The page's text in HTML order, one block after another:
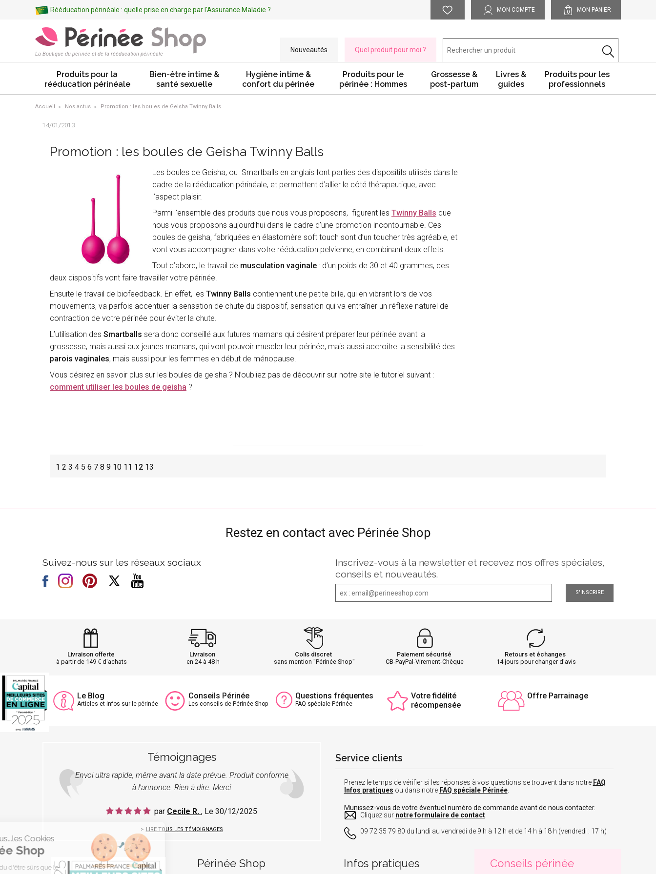
Rééducation périnéale : quelle prise en charge par l'Assurance Maladie ? MON COMPTE 0 MON PANIER
La Boutique du périnée et de la rééducation périnéale
Nouveautés Quel produit pour moi ?
Produits pour la
rééducation périnéale
Bien-être intime &
santé sexuelle
Hygiène intime &
confort du périnée
Produits pour le
périnée : Hommes
Grossesse &
post-partum
Livres &
guides
Produits pour les
professionnels
Accueil Nos actus Promotion : les boules de Geisha Twinny Balls
14/01/2013
Promotion : les boules de Geisha Twinny Balls
Les boules de Geisha, ou Smartballs en anglais font parties des dispositifs utilisés dans le
cadre de la rééducation périnéale, et permettent d’allier le côté thérapeutique, avec
l’aspect plaisir.
Parmi l’ensemble des produits que nous vous proposons, figurent les Twinny Balls que
nous vous proposons aujourd’hui dans le cadre d’une promotion incontournable. Ces
boules de geisha, fabriquées en élastomère soft touch sont d’un toucher très agréable, et
vont vous accompagner dans votre rééducation pelvienne, en combinant deux effets.
Tout d’abord, le travail de musculation vaginale : d’un poids de 30 et 40 grammes, ces
deux dispositifs vont faire travailler votre périnée.
Ensuite le travail de biofeedback. En effet, les Twinny Balls contiennent une petite bille, qui en vibrant lors de vos
mouvements, va parfois accentuer la sensation de chute du dispositif, sensation qui va entraîner un réflexe naturel de
contraction de votre périnée pour éviter la chute.
L’utilisation des Smartballs sera donc conseillé aux futures mamans qui désirent préparer leur périnée avant la
grossesse, mais aussi aux jeunes mamans, qui vont pouvoir muscler leur périnée, mais aussi accroitre la sensibilité des
parois vaginales, mais aussi pour les femmes en début de ménopause.
Vous désirez en savoir plus sur les boules de geisha ? N’oubliez pas de découvrir sur notre site le tutoriel suivant :
comment utiliser les boules de geisha ?
1 2 3 4 5 6 7 8 9 10 11 12 13
Restez en contact avec Périnée Shop
Suivez-nous sur les réseaux sociaux
Inscrivez-vous à la newsletter et recevez nos offres spéciales,
conseils et nouveautés.
S'INSCRIRE
Livraison offerte
à partir de 149 € d'achats
Livraison
en 24 à 48 h
Colis discret
sans mention "Périnée Shop"
Paiement sécurisé
CB-PayPal-Virement-Chèque
Retours et échanges
14 jours pour changer d'avis
Le Blog
Articles et infos sur le périnée
Conseils Périnée
Les conseils de Périnée Shop
Questions fréquentes
FAQ spéciale Périnée
Votre fidélité
récompensée
Offre Parrainage
Témoignages
Envoi ultra rapide, même avant la date prévue. Produit conforme
à l'annonce. Rien à dire. Merci
par Cecile R. , Le 30/12/2025
LIRE TOUS LES TÉMOIGNAGES
Service clients
Prenez le temps de vérifier si les réponses à vos questions se trouvent dans notre FAQ
Infos pratiques ou dans notre FAQ spéciale Périnée.
Munissez-vous de votre éventuel numéro de commande avant de nous contacter.
Cliquez sur notre formulaire de contact.
09 72 35 79 80 du lundi au vendredi de 9 h à 12 h et de 14 h à 18 h (vendredi : 17 h)
Périnée Shop Infos pratiques Conseils périnée
C'est nous...les Cookies
Périnée Shop
On a attendu d'être sûrs que le